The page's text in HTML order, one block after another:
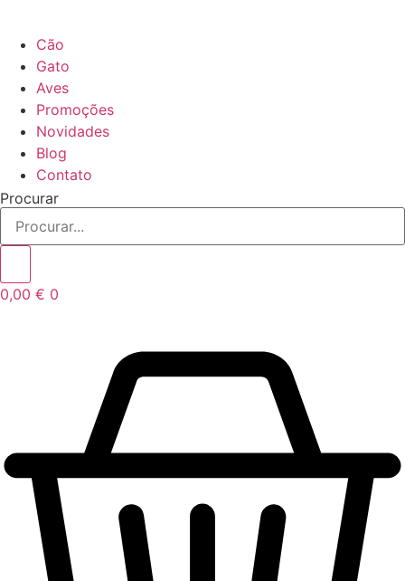
Cão
Gato
Aves
Promoções
Novidades
Blog
Contato
Procurar
0,00 € 0